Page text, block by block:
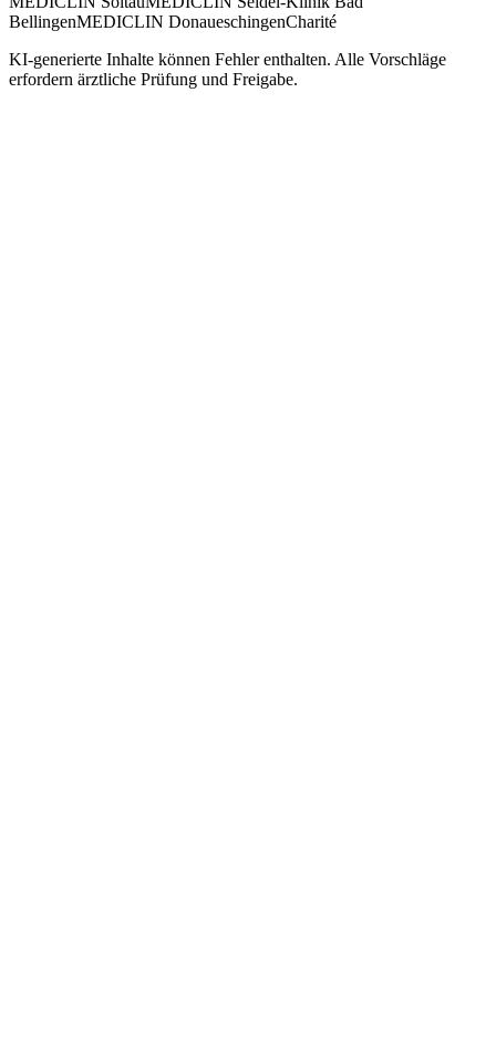
BellingenMEDICLIN DonaueschingenCharité
KI-generierte Inhalte können Fehler enthalten. Alle Vorschläge
erfordern ärztliche Prüfung und Freigabe.